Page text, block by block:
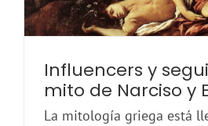
Influencers y
mito de Narciso y
La mitología griega está